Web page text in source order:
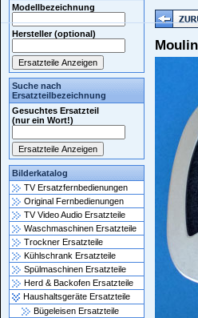
Modellbezeichnung
Hersteller (optional)
Suche nach
Ersatzteilbezeichnung
Gesuchtes Ersatzteil
(nur ein Wort!)
Bilderkatalog
TV Ersatzfernbedienungen
Original Fernbedienungen
TV Video Audio Ersatzteile
Waschmaschinen Ersatzteile
Trockner Ersatzteile
Kühlschrank Ersatzteile
Spülmaschinen Ersatzteile
Herd & Backofen Ersatzteile
Haushaltsgeräte Ersatzteile
Bügeleisen Ersatzteile